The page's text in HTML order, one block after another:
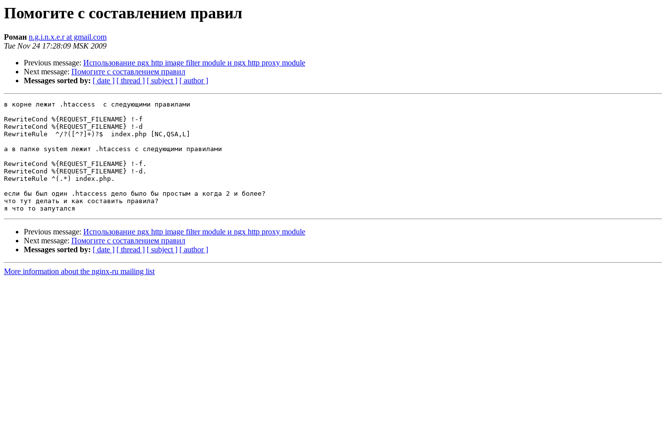
Помогите с составлением правил
Роман n.g.i.n.x.e.r at gmail.com
Tue Nov 24 17:28:09 MSK 2009
Previous message: Использование ngx http image filter module и ngx http proxy module
Next message: Помогите с составлением правил
Messages sorted by: [ date ] [ thread ] [ subject ] [ author ]
в корне лежит .htaccess  с следующими правилами
RewriteCond %{REQUEST_FILENAME} !-f
RewriteCond %{REQUEST_FILENAME} !-d
RewriteRule  ^/?([^?]+)?$  index.php [NC,QSA,L]
а в папке system лежит .htaccess с следующими правилами
RewriteCond %{REQUEST_FILENAME} !-f.
RewriteCond %{REQUEST_FILENAME} !-d.
RewriteRule ^(.*) index.php.
если бы был один .htaccess дело было бы простым а когда 2 и более?
что тут делать и как составить правила?
Previous message: Использование ngx http image filter module и ngx http proxy module
Next message: Помогите с составлением правил
Messages sorted by: [ date ] [ thread ] [ subject ] [ author ]
More information about the nginx-ru mailing list